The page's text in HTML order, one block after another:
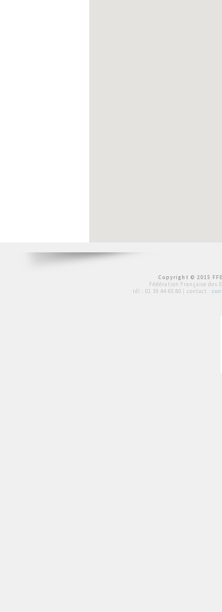
Copyright © 2015
Fédération Française des
tél : 01 39 44 65 80 | contact :